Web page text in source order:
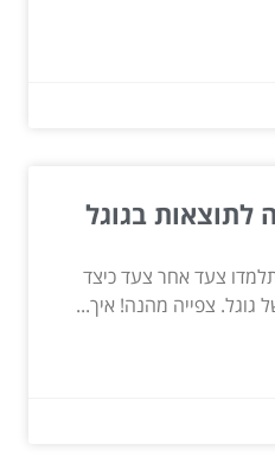
לתוצאות בגוגל
צעד אחר צעד כיצד
גוגל. צפייה מהנה! איך...